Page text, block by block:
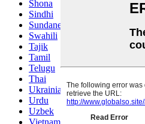
Shona
Sindhi
Sundanese
Swahili
Tajik
Tamil
Telugu
Thai
Ukrainian
Urdu
Uzbek
Vietnamese